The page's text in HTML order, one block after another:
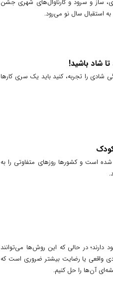
ساز و سرود و کارناوال‌های شهری جشن
استقبال سال نو می‌رود.
را تجربه، کنید باید یک سری کارها
است و کشورها روزهای متفاوتی را به
در حالی که این روش‌ها می‌توانند
واقعی یا رضایت بیشتر ضروری است که
آن‌ها را حل کنیم.